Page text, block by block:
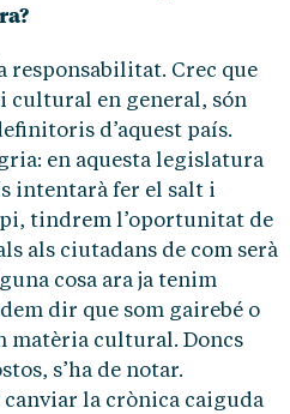
responsabilitat. Crec que
en general, són
d’aquest país.
en aquesta legislatura
intentarà fer el salt i
tindrem l’oportunitat de
als ciutadans de com serà
cosa ara ja tenim
dir que som gairebé o
matèria cultural. Doncs
s’ha de notar.
la crònica caiguda